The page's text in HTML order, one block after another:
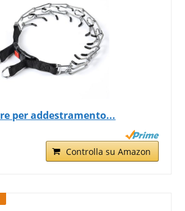
per addestramento...
Controlla su Amazon